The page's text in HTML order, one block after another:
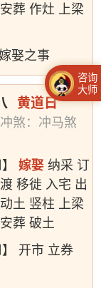
葬 作灶 上梁
娶之事
黄道日
冲煞：冲马煞
】嫁娶 纳采 订
移徙 入宅 出
土 竖柱 上梁
葬 破土
】 开市 立券
咨询
大师